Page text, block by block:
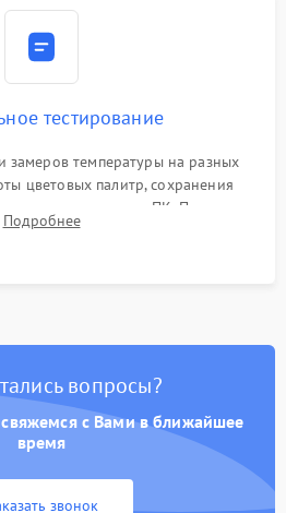
тестирование
замеров температуры на разных
цветовых палитр, сохранения
передачи данных на ПК. Проверка
и итоговый контроль качества.
Подробнее
вопросы?
свяжемся с Вами в ближайшее
время
звонок